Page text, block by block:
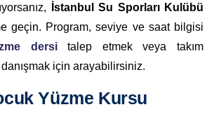
İstanbul Su Sporları Kulübü
geçin. Program, seviye ve saat bilgisi
dersitalep etmek veya takım
danışmak için arayabilirsiniz.
Yüzme Kursu